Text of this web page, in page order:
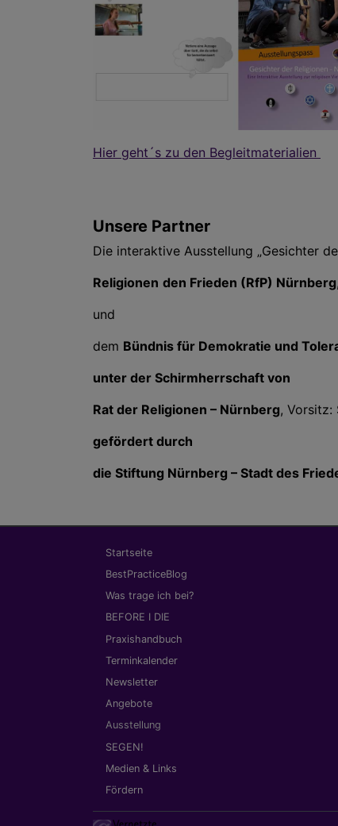
Hier geht´s zu den Begleitmaterialien
Unsere Partner
Die interaktive Ausstellung „Gesichter
Religionen den Frieden (RfP) Nürnberg
und
dem Bündnis für Demokratie und
unter der Schirmherrschaft von
Rat der Religionen – Nürnberg, Vorsitz:
gefördert durch
die Stiftung Nürnberg – Stadt des
Hauptnavigation
Startseite
BestPracticeBlog
Was trage ich bei?
BEFORE I DIE
Praxishandbuch
Terminkalender
Newsletter
Angebote
Ausstellung
SEGEN!
Medien & Links
Fördern